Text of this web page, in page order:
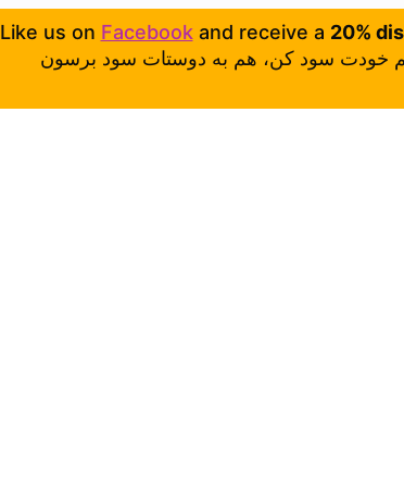
Like us on Facebookand receive a 20%
خودت سود کن، هم به دوستات سود برسون